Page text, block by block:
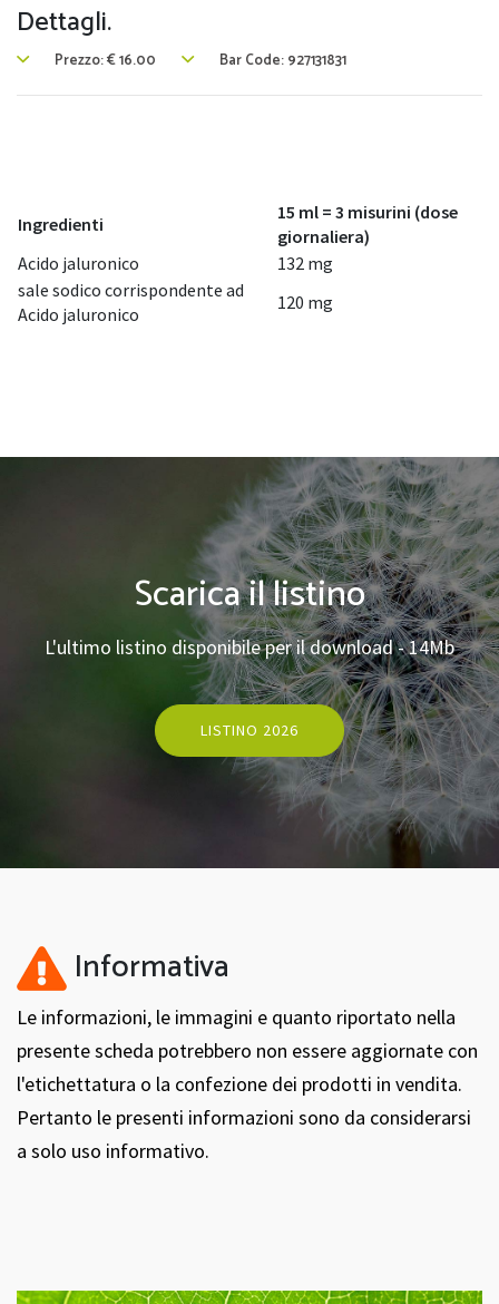
Dettagli.
Prezzo:€16.00 Bar Code: 927131831
Ingredienti
15 ml = 3 misurini (dose
giornaliera)
Acido jaluronico
132 mg
sale sodico corrispondente ad
Acido jaluronico
120 mg
Scarica il listino
L'ultimo listino disponibile per il download - 14Mb
LISTINO 2026
Informativa
Le informazioni, le immagini e quanto riportato nella
presente scheda potrebbero non essere aggiornate con
l'etichettatura o la confezione dei prodotti in vendita.
Pertanto le presenti informazioni sono da considerarsi
a solo uso informativo.